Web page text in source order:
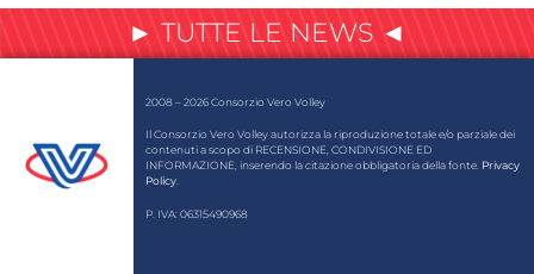
► TUTTE LE NEWS ◄
2008 – 2026 Consorzio Vero Volley
Il Consorzio Vero Volley autorizza la riproduzione totale e/o parziale dei
contenuti a scopo di RECENSIONE, CONDIVISIONE ED
INFORMAZIONE, inserendo la citazione obbligatoria della fonte. Privacy
Policy.
P. IVA: 06315490968